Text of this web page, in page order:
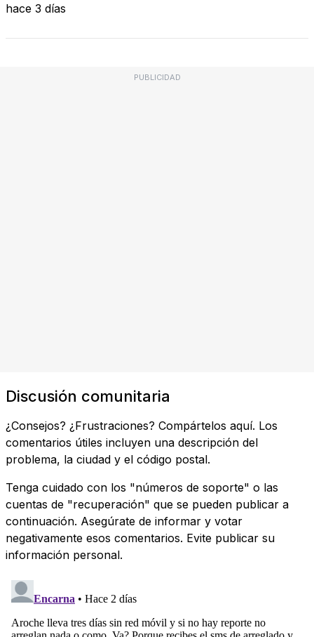
hace 3 días
PUBLICIDAD
Discusión comunitaria
¿Consejos? ¿Frustraciones? Compártelos aquí. Los
comentarios útiles incluyen una descripción del
problema, la ciudad y el código postal.
Tenga cuidado con los "números de soporte" o las
cuentas de "recuperación" que se pueden publicar a
continuación. Asegúrate de informar y votar
negativamente esos comentarios. Evite publicar su
información personal.